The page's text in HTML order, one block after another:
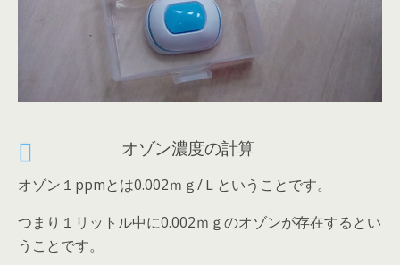
オゾン濃度の計算
オゾン１ppmとは0.002ｍｇ/Ｌということです。
つまり１リットル中に0.002ｍｇのオゾンが存在するとい
うことです。